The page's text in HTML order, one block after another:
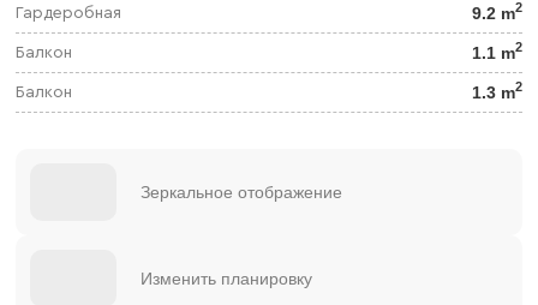
Гардеробная 9.2 m2
Балкон 1.1 m2
Балкон 1.3 m2
Зеркальное отображение
Изменить планировку